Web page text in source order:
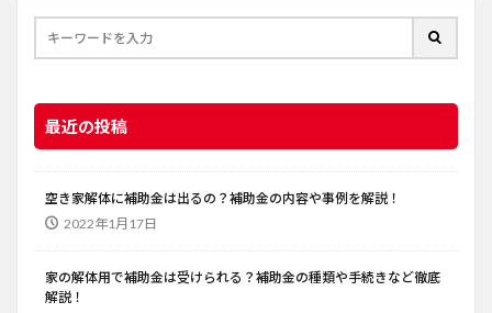
最近の投稿
空き家解体に補助金は出るの？補助金の内容や事例を解説！
2022年1月17日
家の解体用で補助金は受けられる？補助金の種類や手続きなど徹底
解説！